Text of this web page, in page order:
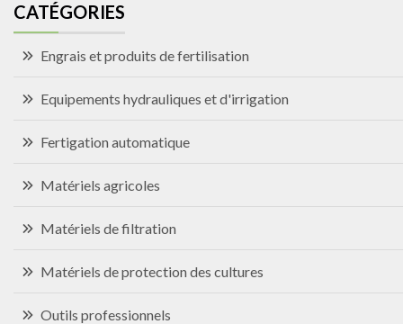
CATÉGORIES
Engrais et produits de fertilisation
Equipements hydrauliques et d'irrigation
Fertigation automatique
Matériels agricoles
Matériels de filtration
Matériels de protection des cultures
Outils professionnels